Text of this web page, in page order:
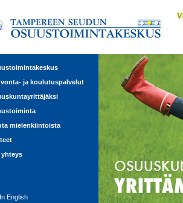
ja koulutuspalvelut
mielenkiintoista
yhteys
In English